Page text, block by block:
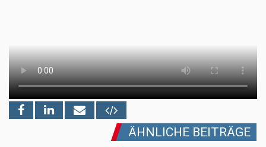
ÄHNLICHE BEITRÄGE